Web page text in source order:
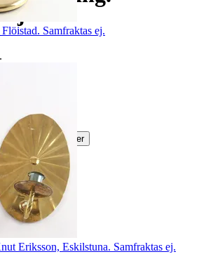
företag. Läs mer
Samfraktas ej.
.
Eriksson, Eskilstuna. Samfraktas ej.